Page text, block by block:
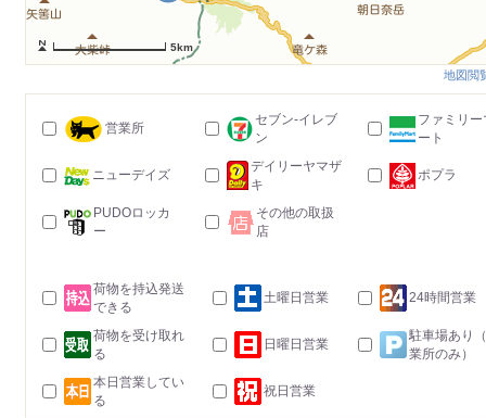
5km
地図閲
営業所
セブン-イレブ
ン
ファミリー
ート
ニューデイズ
デイリーヤマザ
キ
ポプラ
PUDOロッカ
ー
その他の取扱
店
荷物を持込発送
できる
土曜日営業 24時間営業
荷物を受け取れ
る
日曜日営業
駐車場あり
業所のみ）
本日営業してい
る
祝日営業